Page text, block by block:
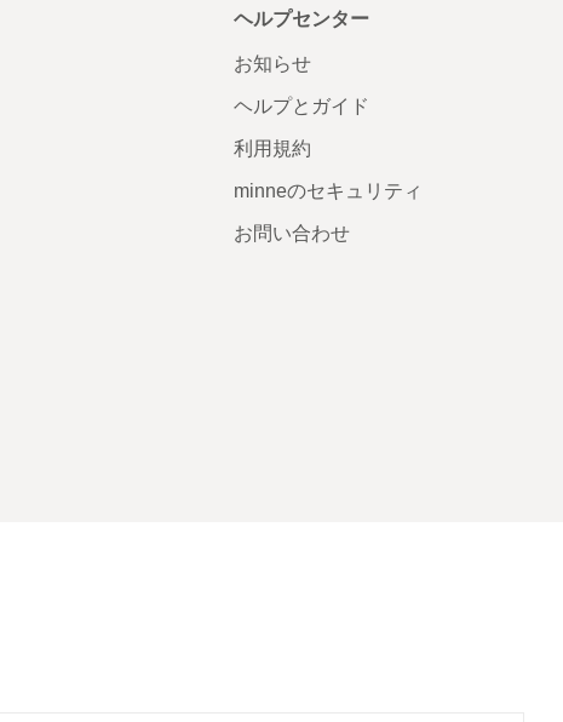
ヘルプセンター
お知らせ
ヘルプとガイド
利用規約
minneのセキュリティ
お問い合わせ